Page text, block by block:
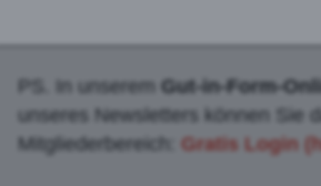
PS. In unserem Gut-in-Form-
unseres Newsletters können Sie
Mitgliederbereich: Gratis Login